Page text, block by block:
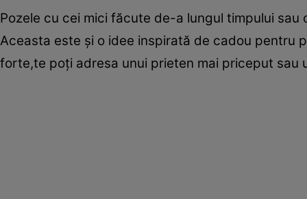
Pozele cu cei mici făcute de-a lungul timpului
Aceasta este şi o idee inspirată de cadou pentru
forte,te poţi adresa unui prieten mai priceput sau